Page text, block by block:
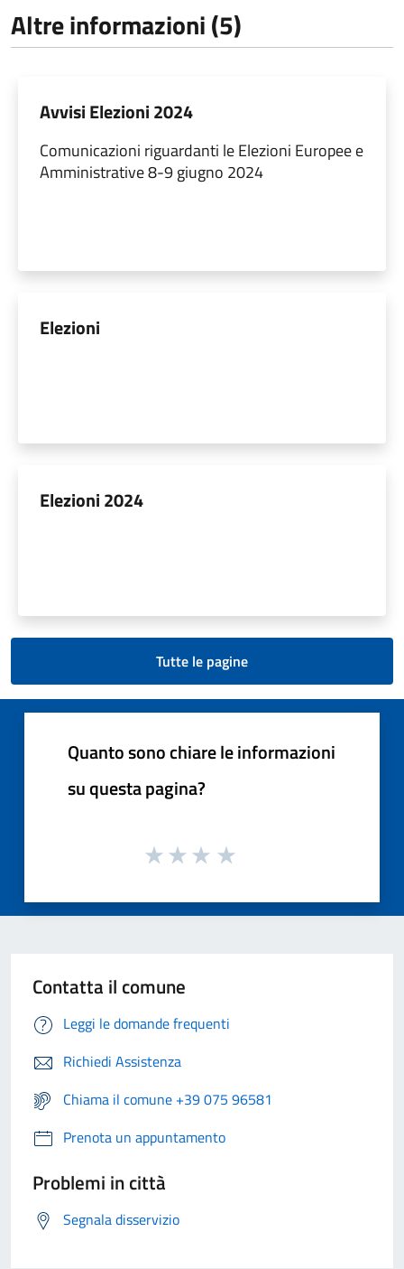
Altre informazioni (5)
Avvisi Elezioni 2024
Comunicazioni riguardanti le Elezioni Europee e
Amministrative 8-9 giugno 2024
Elezioni
Elezioni 2024
Tutte le pagine
Quanto sono chiare le informazioni
su questa pagina?
Contatta il comune
Leggi le domande frequenti
Richiedi Assistenza
Chiama il comune +39 075 96581
Prenota un appuntamento
Problemi in città
Segnala disservizio